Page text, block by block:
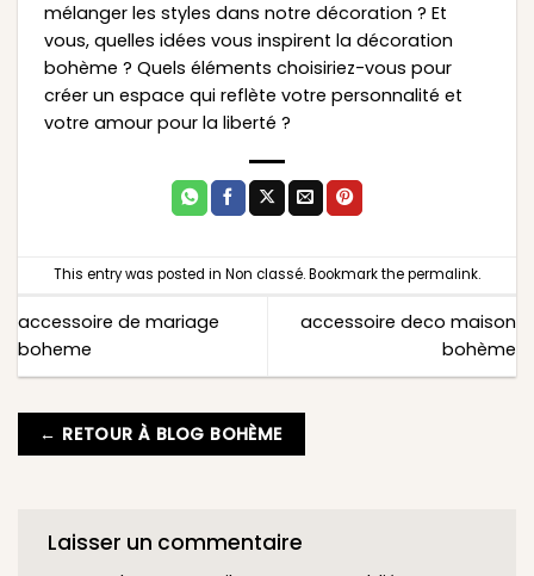
mélanger les styles dans notre décoration ? Et
vous, quelles idées vous inspirent la décoration
bohème ? Quels éléments choisiriez-vous pour
créer un espace qui reflète votre personnalité et
votre amour pour la liberté ?
This entry was posted in Non classé. Bookmark thepermalink.
accessoire de mariage
boheme
accessoire deco maison
bohème
← RETOUR À BLOG BOHÈME
Laisser un commentaire